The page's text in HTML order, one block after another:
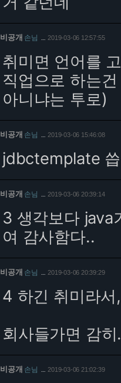
비공개 손님 2019-03-06 12:57:55
취미면 언어를
직업으로 하는
아니냐는 투로)
비공개 손님 2019-03-06 15:46:08
jdbctemplate
비공개 손님 2019-03-06 20:39:14
3 생각보다 java
여 감사함다..
비공개 손님 2019-03-06 20:39:29
4 하긴 취미라
회사들가면 감
비공개 손님 2019-03-06 21:02:39